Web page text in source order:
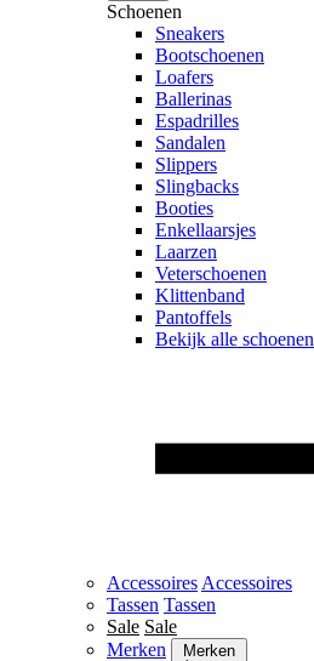
Schoenen
Sneakers
Bootschoenen
Loafers
Ballerinas
Espadrilles
Sandalen
Slippers
Slingbacks
Booties
Enkellaarsjes
Laarzen
Veterschoenen
Klittenband
Pantoffels
Bekijk alle schoenen
Accessoires Accessoires
Tassen Tassen
Sale Sale
Merken
Merken